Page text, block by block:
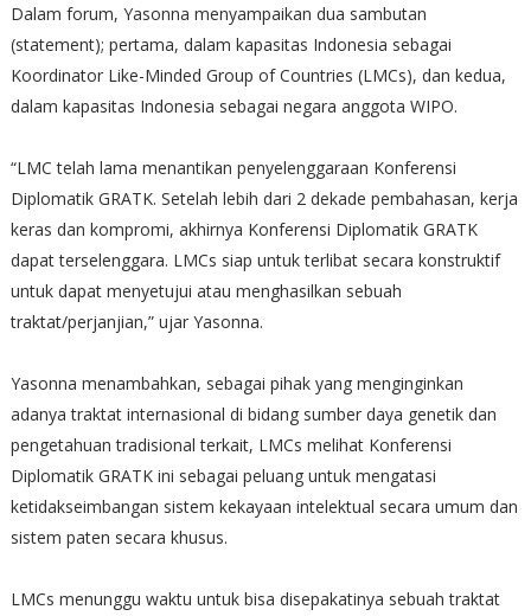
Dalam forum, Yasonna menyampaikan dua sambutan
(statement); pertama, dalam kapasitas Indonesia sebagai
Koordinator Like-Minded Group of Countries (LMCs), dan kedua,
dalam kapasitas Indonesia sebagai negara anggota WIPO.
“LMC telah lama menantikan penyelenggaraan Konferensi
Diplomatik GRATK. Setelah lebih dari 2 dekade pembahasan, kerja
keras dan kompromi, akhirnya Konferensi Diplomatik GRATK
dapat terselenggara. LMCs siap untuk terlibat secara konstruktif
untuk dapat menyetujui atau menghasilkan sebuah
traktat/perjanjian,” ujar Yasonna.
Yasonna menambahkan, sebagai pihak yang menginginkan
adanya traktat internasional di bidang sumber daya genetik dan
pengetahuan tradisional terkait, LMCs melihat Konferensi
Diplomatik GRATK ini sebagai peluang untuk mengatasi
ketidakseimbangan sistem kekayaan intelektual secara umum dan
sistem paten secara khusus.
LMCs menunggu waktu untuk bisa disepakatinya sebuah traktat